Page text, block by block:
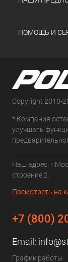
ПОМОЩЬ И
Copyright 2010-
* Компания
улучшать
Наш адрес:
строение 2.
Посмотреть на
+7 (800)
Email:
График работы